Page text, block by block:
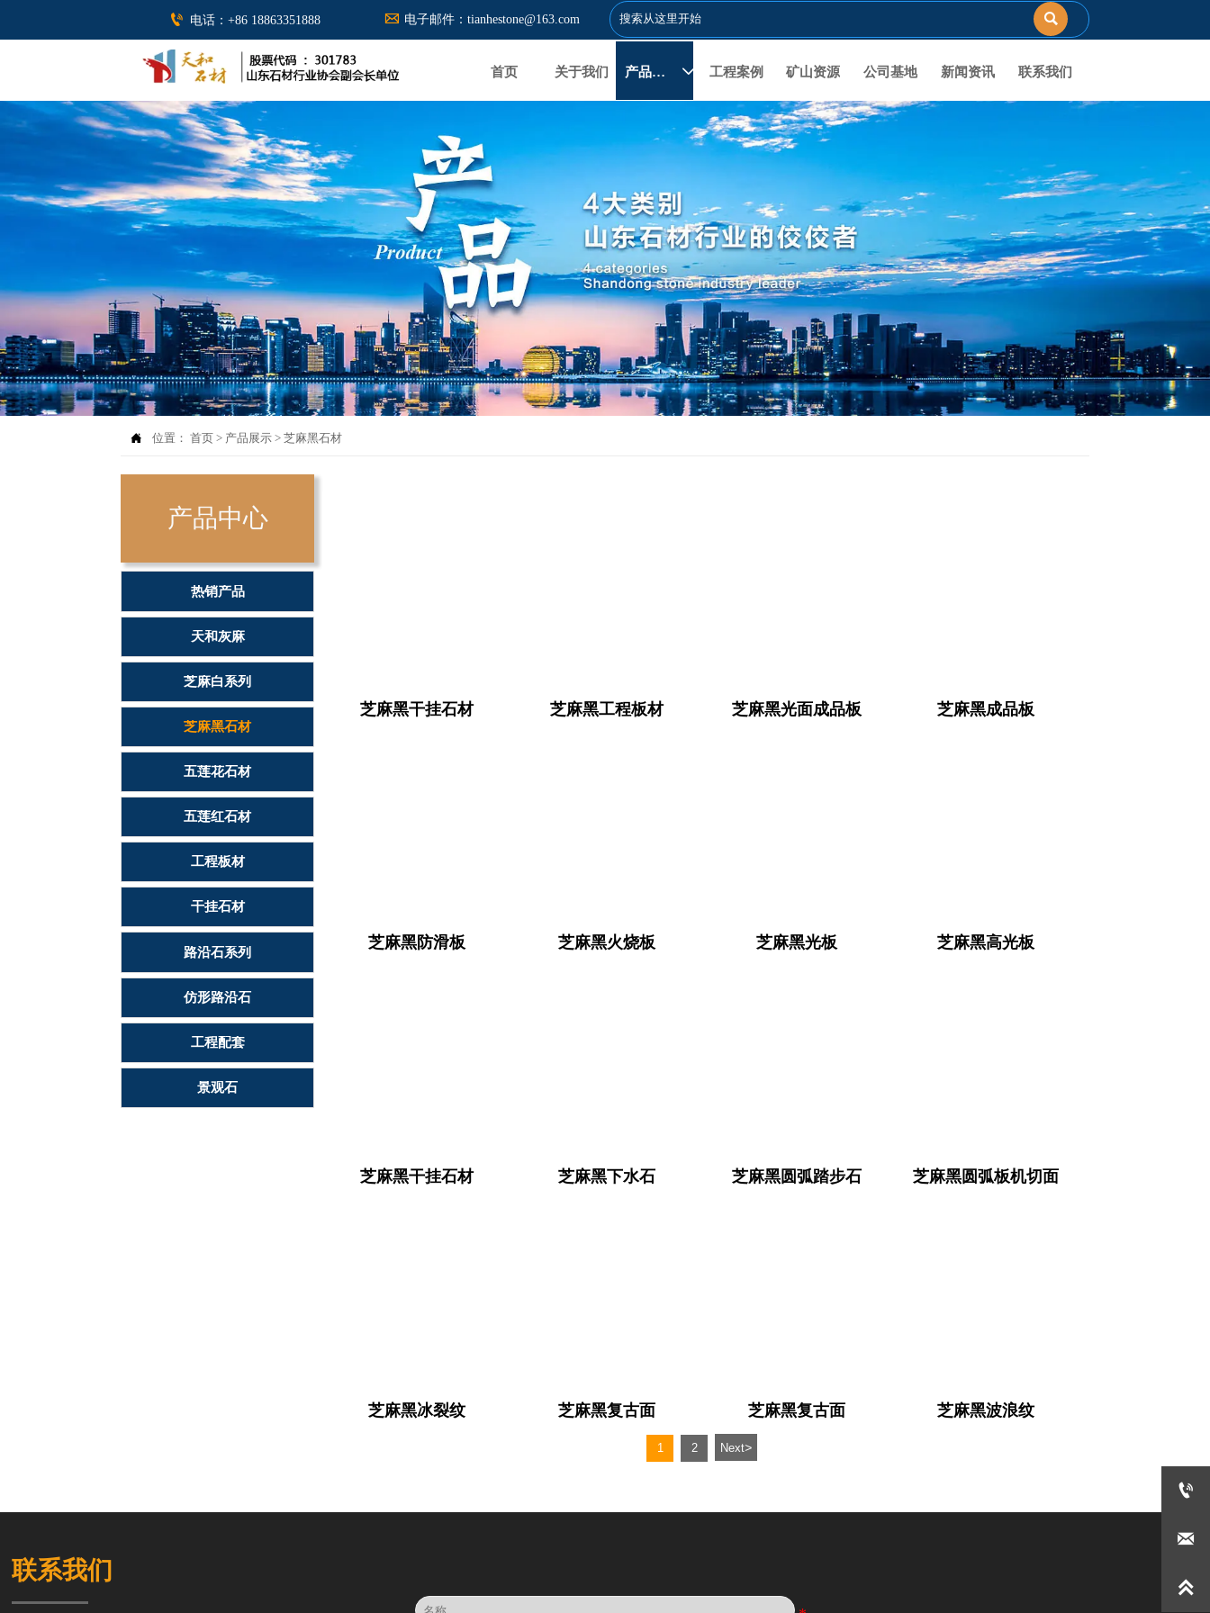
 电话：+86 18863351888  电子邮件：tianhestone@163.com 
首页 关于我们 产品展示  工程案例 矿山资源 公司基地 新闻资讯 联系我们
 位置：首页 > 产品展示 >芝麻黑石材
产品中心
热销产品
天和灰麻
芝麻白系列
芝麻黑石材
五莲花石材
五莲红石材
工程板材
干挂石材
路沿石系列
仿形路沿石
工程配套
景观石
芝麻黑干挂石材 芝麻黑工程板材 芝麻黑光面成品板 芝麻黑成品板
芝麻黑防滑板 芝麻黑火烧板 芝麻黑光板 芝麻黑高光板
芝麻黑干挂石材 芝麻黑下水石 芝麻黑圆弧踏步石 芝麻黑圆弧板机切面
芝麻黑冰裂纹 芝麻黑复古面 芝麻黑复古面 芝麻黑波浪纹
1 2 Next>
联系我们


